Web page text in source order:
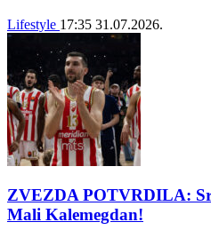
Lifestyle 17:35 31.07.2026.
ZVEZDA POTVRDILA:
Mali Kalemegdan!